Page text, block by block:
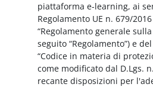
piattaforma e-learning, ai
Regolamento UE n. 679/
“Regolamento generale
seguito “Regolamento”) e
“Codice in materia di
come modificato dal D.Lgs.
recante disposizioni per